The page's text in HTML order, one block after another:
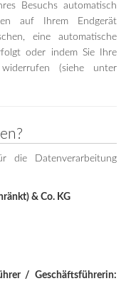
Besuchs automatisch
auf Ihrem Endgerät
eine automatische
oder indem Sie Ihre
(siehe unter
die Datenverarbeitung
& Co. KG
/ Geschäftsführerin: